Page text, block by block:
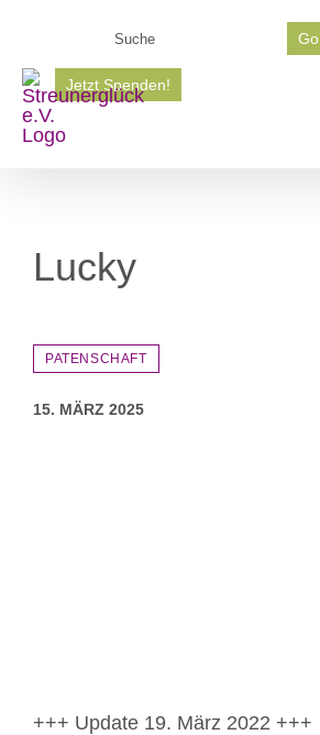
springen
Go
Jetzt Spenden!
Lucky
PATENSCHAFT
15. MÄRZ 2025
+++ Update 19. März 2022 +++